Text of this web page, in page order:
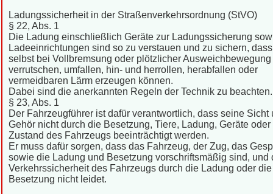
Ladungssicherheit in der Straßenverkehrsordnung (StVO)
§ 22, Abs. 1
Die Ladung einschließlich Geräte zur Ladungssicherung
Ladeeinrichtungen sind so zu verstauen und zu sichern,
selbst bei Vollbremsung oder plötzlicher
verrutschen, umfallen, hin- und herrollen, herabfallen oder
vermeidbaren Lärm erzeugen können.
Dabei sind die anerkannten Regeln der Technik zu beachten.
§ 23, Abs. 1
Der Fahrzeugführer ist dafür verantwortlich, dass seine Sicht
Gehör nicht durch die Besetzung, Tiere, Ladung, Geräte oder
Zustand des Fahrzeugs beeinträchtigt werden.
Er muss dafür sorgen, dass das Fahrzeug, der Zug, das
sowie die Ladung und Besetzung vorschriftsmäßig sind, und
Verkehrssicherheit des Fahrzeugs durch die Ladung oder die
Besetzung nicht leidet.